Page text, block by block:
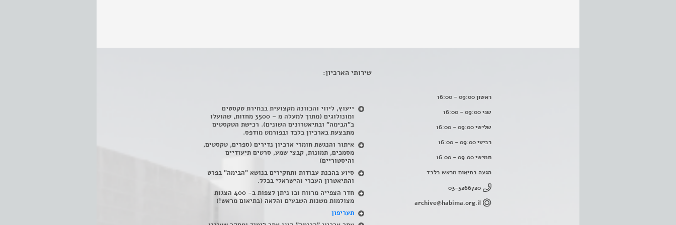
ראשון 09:00 - 16:00
שני 09:00 - 16:00
שלישי 09:00 - 16:00
רביעי 09:00 - 16:00
חמישי 09:00 - 16:00
הגעה בתיאום מראש בלבד
03-5266720
archive@habima.org.il
שירותי הארכיון:
ייעוץ, ליווי והכוונה מקצועית בבחירת טקסטים
ומונולוגים (מתוך למעלה מ – 3500 מחזות, שהועלו
ב"הבימה" ובתיאטרונים השונים). רכישת הטקסטים
מתבצעת בארכיון בלבד ובפורמט מודפס.
איתור והנגשת חומרי ארכיון נדירים (ספרים, טקסטים,
מסמכים, תמונות, קבצי שמע, סרטים תיעודיים
והיסטוריים)
סיוע בהכנת עבודות ותחקירים בנושא "הבימה" בפרט
והתיאטרון העברי והישראלי בכלל.
חדר הצפייה מרווח ובו ניתן לצפות ב- 400 הצגות
מצולמות משנות השבעים והלאה (בתיאום מראש!)
תעריפון